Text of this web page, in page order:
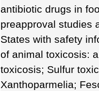
antibiotic drugs in
preapproval studies
States with safety
of animal toxicosis:
toxicosis; Sulfur
Xanthoparmelia;